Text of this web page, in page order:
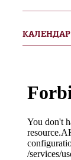
КАЛЕНДАР